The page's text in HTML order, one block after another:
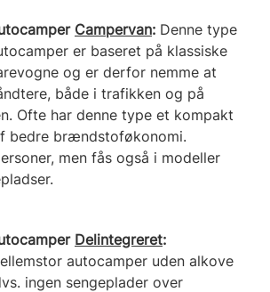
Campervan: Denne type
er baseret på klassiske
og er derfor nemme at
både i trafikken og på
Ofte har denne type et kompakt
bedre brændstoføkonomi.
men fås også i modeller
Delintegreret:
autocamper uden alkove
ingen sengeplader over